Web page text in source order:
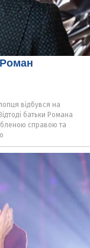
відбувся на
батьки Романа
справою та